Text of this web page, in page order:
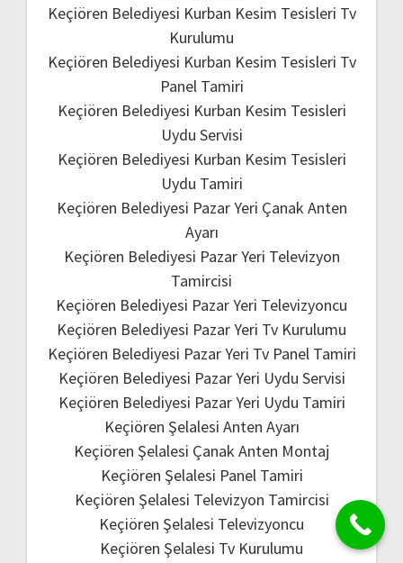
Keçiören Belediyesi Kurban Kesim Tesisleri Tv
Kurulumu
Keçiören Belediyesi Kurban Kesim Tesisleri Tv
Panel Tamiri
Keçiören Belediyesi Kurban Kesim Tesisleri
Uydu Servisi
Keçiören Belediyesi Kurban Kesim Tesisleri
Uydu Tamiri
Keçiören Belediyesi Pazar Yeri Çanak Anten
Ayarı
Keçiören Belediyesi Pazar Yeri Televizyon
Tamircisi
Keçiören Belediyesi Pazar Yeri Televizyoncu
Keçiören Belediyesi Pazar Yeri Tv Kurulumu
Keçiören Belediyesi Pazar Yeri Tv Panel Tamiri
Keçiören Belediyesi Pazar Yeri Uydu Servisi
Keçiören Belediyesi Pazar Yeri Uydu Tamiri
Keçiören Şelalesi Anten Ayarı
Keçiören Şelalesi Çanak Anten Montaj
Keçiören Şelalesi Panel Tamiri
Keçiören Şelalesi Televizyon Tamircisi
Keçiören Şelalesi Televizyoncu
Keçiören Şelalesi Tv Kurulumu